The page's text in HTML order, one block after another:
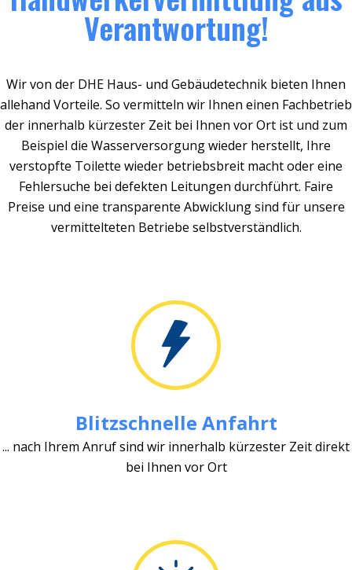
Verantwortung!
Wir von der DHE Haus- und Gebäudetechnik bieten Ihnen
allehand Vorteile. So vermitteln wir Ihnen einen Fachbetrieb
der innerhalb kürzester Zeit bei Ihnen vor Ort ist und zum
Beispiel die Wasserversorgung wieder herstellt, Ihre
verstopfte Toilette wieder betriebsbreit macht oder eine
Fehlersuche bei defekten Leitungen durchführt. Faire
Preise und eine transparente Abwicklung sind für unsere
vermittelteten Betriebe selbstverständlich.
Blitzschnelle Anfahrt
... nach Ihrem Anruf sind wir innerhalb kürzester Zeit direkt
bei Ihnen vor Ort